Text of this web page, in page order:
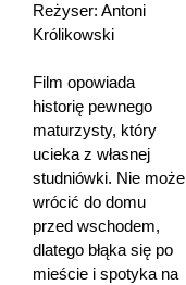
Reżyser: Antoni
Królikowski
Film opowiada
historię pewnego
maturzysty, który
ucieka z własnej
studniówki. Nie może
wrócić do domu
przed wschodem,
dlatego błąka się po
mieście i spotyka na